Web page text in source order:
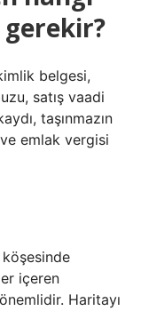
belgesi,
satış vaadi
taşınmazın
emlak vergisi
içeren
Haritayı